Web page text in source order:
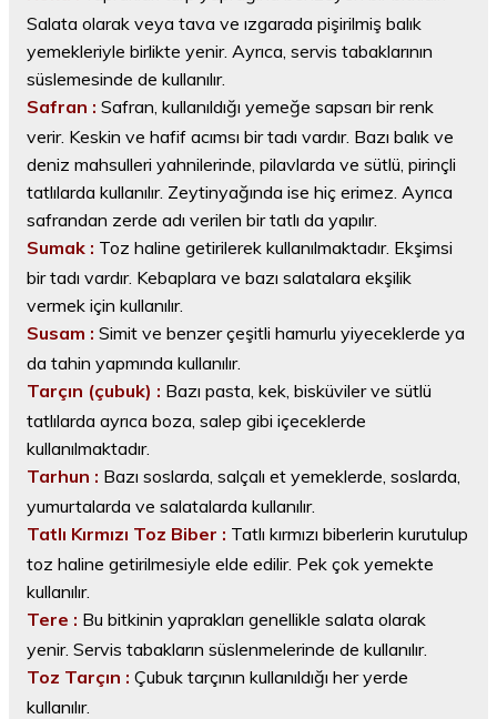
Salata olarak veya tava ve ızgarada pişirilmiş balık
yemekleriyle birlikte yenir. Ayrıca, servis tabaklarının
süslemesinde de kullanılır.
Safran : Safran, kullanıldığı yemeğe sapsarı bir renk
verir. Keskin ve hafif acımsı bir tadı vardır. Bazı balık ve
deniz mahsulleri yahnilerinde, pilavlarda ve sütlü, pirinçli
tatlılarda kullanılır. Zeytinyağında ise hiç erimez. Ayrıca
safrandan zerde adı verilen bir tatlı da yapılır.
Sumak : Toz haline getirilerek kullanılmaktadır. Ekşimsi
bir tadı vardır. Kebaplara ve bazı salatalara ekşilik
vermek için kullanılır.
Susam : Simit ve benzer çeşitli hamurlu yiyeceklerde ya
da tahin yapmında kullanılır.
Tarçın (çubuk) : Bazı pasta, kek, bisküviler ve sütlü
tatlılarda ayrıca boza, salep gibi içeceklerde
kullanılmaktadır.
Tarhun : Bazı soslarda, salçalı et yemeklerde, soslarda,
yumurtalarda ve salatalarda kullanılır.
Tatlı Kırmızı Toz Biber : Tatlı kırmızı biberlerin kurutulup
toz haline getirilmesiyle elde edilir. Pek çok yemekte
kullanılır.
Tere : Bu bitkinin yaprakları genellikle salata olarak
yenir. Servis tabakların süslenmelerinde de kullanılır.
Toz Tarçın : Çubuk tarçının kullanıldığı her yerde
kullanılır.